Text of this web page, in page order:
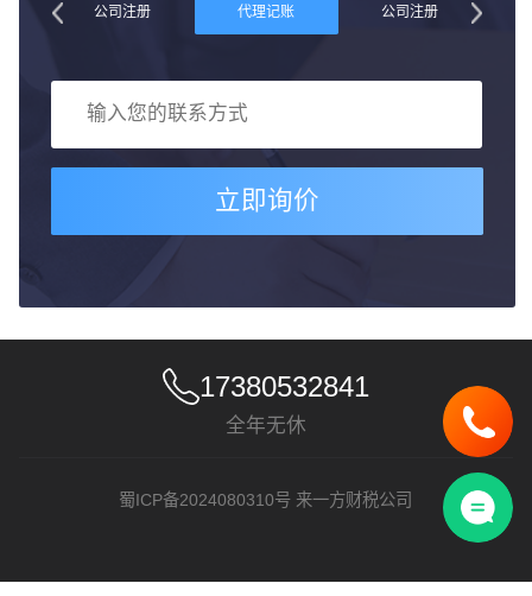
公司注册 代理记账 公司注册
立即询价
17380532841
全年无休
蜀ICP备2024080310号 来一方财税公司